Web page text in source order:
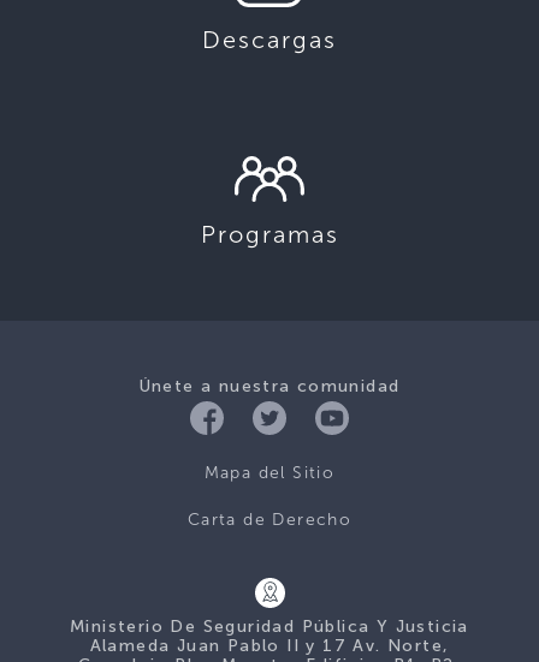
Descargas
Programas
Únete a nuestra comunidad
Mapa del Sitio
Carta de Derecho
Ministerio De Seguridad Pública Y Justicia
Alameda Juan Pablo II y 17 Av. Norte,